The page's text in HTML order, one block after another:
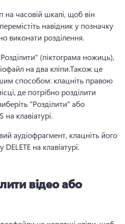
на часовій шкалі, щоб він
навідник у позначку
виконати розділення.
(піктограма ножиць),
на два кліпи.Також це
способом: клацніть правою
де потрібно розділити
"Розділити" або
на клавіатурі.
аудіофрагмент, клацніть його
DELETE на клавіатурі.
відео або